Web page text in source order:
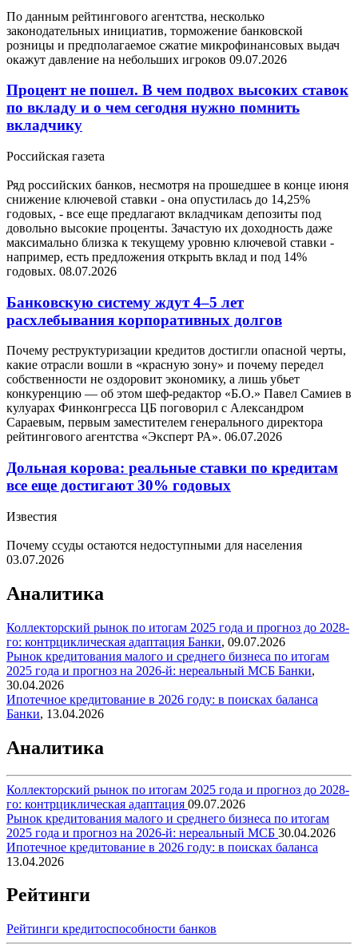
По данным рейтингового агентства, несколько
законодательных инициатив, торможение банковской
розницы и предполагаемое сжатие микрофинансовых выдач
окажут давление на небольших игроков 09.07.2026
Процент не пошел. В чем подвох высоких ставок
по вкладу и о чем сегодня нужно помнить
вкладчику
Российская газета
Ряд российских банков, несмотря на прошедшее в конце июня
снижение ключевой ставки - она опустилась до 14,25%
годовых, - все еще предлагают вкладчикам депозиты под
довольно высокие проценты. Зачастую их доходность даже
максимально близка к текущему уровню ключевой ставки -
например, есть предложения открыть вклад и под 14%
годовых. 08.07.2026
Банковскую систему ждут 4–5 лет
расхлебывания корпоративных долгов
Почему реструктуризации кредитов достигли опасной черты,
какие отрасли вошли в «красную зону» и почему передел
собственности не оздоровит экономику, а лишь убьет
конкуренцию — об этом шеф-редактор «Б.О.» Павел Самиев в
кулуарах Финконгресса ЦБ поговорил с Александром
Сараевым, первым заместителем генерального директора
рейтингового агентства «Эксперт РА». 06.07.2026
Дольная корова: реальные ставки по кредитам
все еще достигают 30% годовых
Известия
Почему ссуды остаются недоступными для населения
03.07.2026
Аналитика
Коллекторский рынок по итогам 2025 года и прогноз до 2028-
го: контрциклическая адаптация Банки, 09.07.2026
Рынок кредитования малого и среднего бизнеса по итогам
2025 года и прогноз на 2026-й: нереальный МСБ Банки,
30.04.2026
Ипотечное кредитование в 2026 году: в поисках баланса
Банки, 13.04.2026
Аналитика
Коллекторский рынок по итогам 2025 года и прогноз до 2028-
го: контрциклическая адаптация 09.07.2026
Рынок кредитования малого и среднего бизнеса по итогам
2025 года и прогноз на 2026-й: нереальный МСБ 30.04.2026
Ипотечное кредитование в 2026 году: в поисках баланса
13.04.2026
Рейтинги
Рейтинги кредитоспособности банков